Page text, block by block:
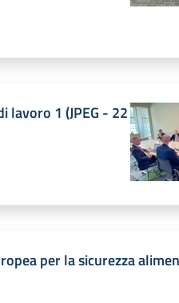
lavoro 1 (JPEG - 22
per la sicurezza